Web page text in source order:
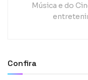
Música e do
Confira